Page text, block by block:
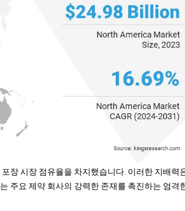
장 시장 점유율을 차지했습니다. 이러한 지배력
주요 제약 회사의 강력한 존재를 촉진하는 엄격